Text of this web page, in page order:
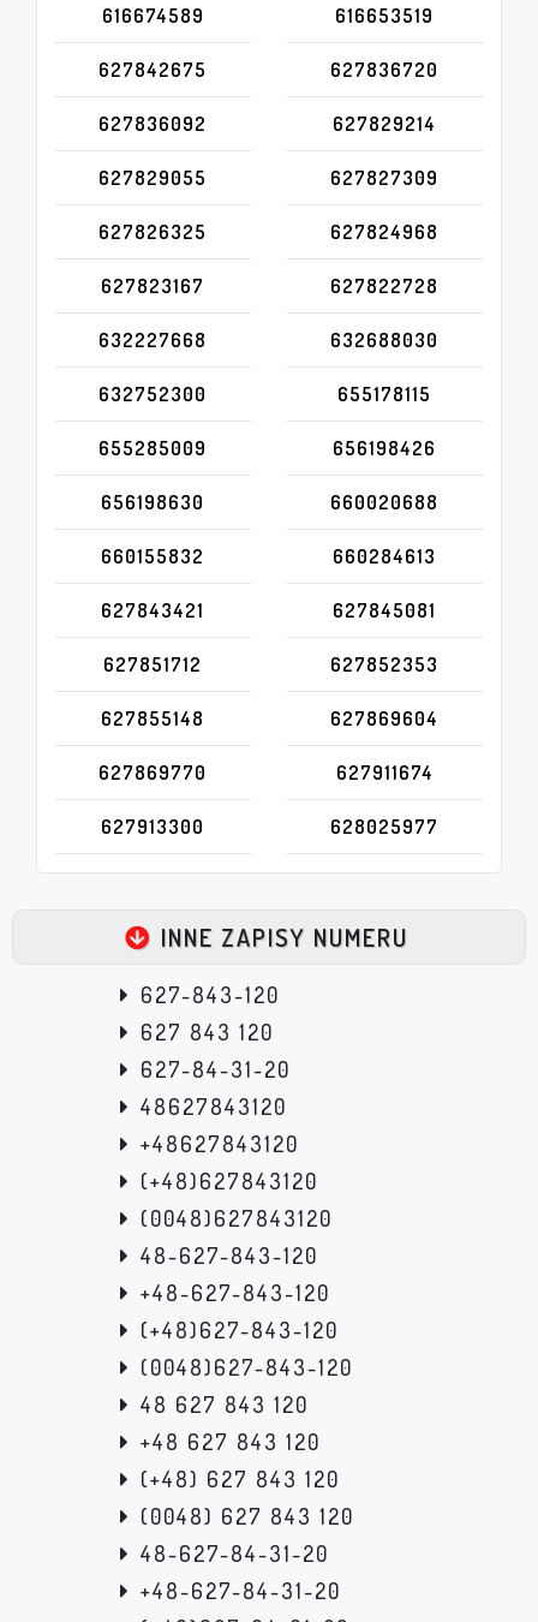
616674589 616653519
627842675 627836720
627836092 627829214
627829055 627827309
627826325 627824968
627823167 627822728
632227668 632688030
632752300 655178115
655285009 656198426
656198630 660020688
660155832 660284613
627843421 627845081
627851712 627852353
627855148 627869604
627869770 627911674
627913300 628025977
INNE ZAPISY NUMERU
627-843-120
627 843 120
627-84-31-20
48627843120
+48627843120
(+48)627843120
(0048)627843120
48-627-843-120
+48-627-843-120
(+48)627-843-120
(0048)627-843-120
48 627 843 120
+48 627 843 120
(+48) 627 843 120
(0048) 627 843 120
48-627-84-31-20
+48-627-84-31-20